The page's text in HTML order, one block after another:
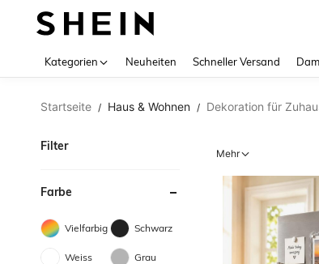
Kategorien Neuheiten Schneller Versand
Startseite / Haus & Wohnen / Dekoration für
Filter
Farbe
Vielfarbig Schwarz
Weiss Grau
Mehr